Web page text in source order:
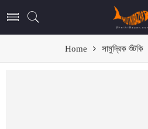
Home সামুদ্রিক শুঁটকি